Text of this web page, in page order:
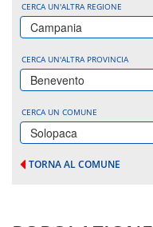
CERCA UN'ALTRA REGIONE
Campania
CERCA UN'ALTRA PROVINCIA
Benevento
CERCA UN COMUNE
Solopaca
TORNA AL COMUNE